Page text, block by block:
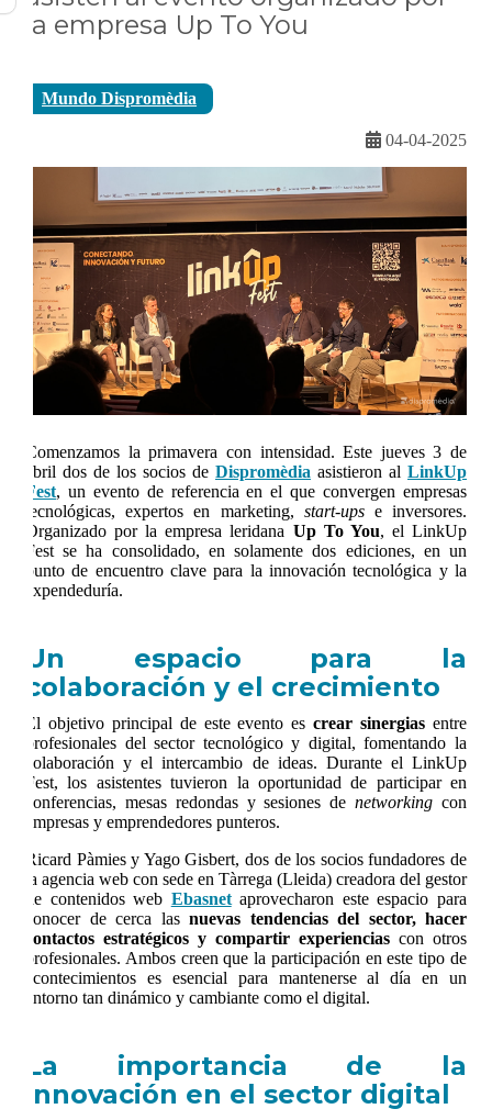
la empresa Up To You
Mundo Dispromèdia
04-04-2025
Comenzamos la primavera con intensidad. Este jueves 3 de
abril dos de los socios de Dispromèdia asistieron al LinkUp
Fest, un evento de referencia en el que convergen empresas
tecnológicas, expertos en marketing, start-upse inversores.
Organizado por la empresa leridana Up To You, el LinkUp
Fest se ha consolidado, en solamente dos ediciones, en un
punto de encuentro clave para la innovación tecnológica y la
expendeduría.
Un espacio para la
colaboración y el crecimiento
El objetivo principal de este evento escrear sinergias entre
profesionales del sector tecnológico y digital, fomentando la
colaboración y el intercambio de ideas. Durante el LinkUp
Fest, los asistentes tuvieron la oportunidad de participar en
conferencias, mesas redondas y sesiones denetworking con
empresas y emprendedores punteros.
Ricard Pàmies y Yago Gisbert, dos de los socios fundadores de
la agencia web con sede en Tàrrega (Lleida) creadora del gestor
de contenidos web Ebasnetaprovecharon este espacio para
conocer de cerca las nuevas tendencias del sector, hacer
contactos estratégicos y compartir experiencias con otros
profesionales. Ambos creen que la participación en este tipo de
acontecimientos es esencial para mantenerse al día en un
entorno tan dinámico y cambiante como el digital.
La importancia de la
innovación en el sector digital